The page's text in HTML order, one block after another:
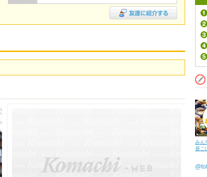
みん
昼ご